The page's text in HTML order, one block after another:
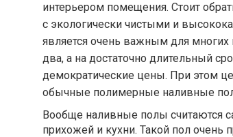
интерьером помещения. Стоит
с экологически чистыми и
является очень важным для многих
два, а на достаточно длительный
демократические цены. При этом
обычные полимерные наливные
Вообще наливные полы
прихожей и кухни. Такой пол очень